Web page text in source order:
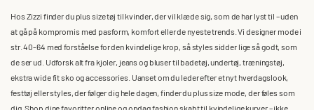
Hos Zizzi finder du plus size tøj til kvinder, der vil klæde sig, som de har lyst til – uden
at gå på kompromis med pasform, komfort eller de nyeste trends. Vi designer mode i
str. 40-64 med forståelse for den kvindelige krop, så styles sidder lige så godt, som
de ser ud. Udforsk alt fra kjoler, jeans og bluser til badetøj, undertøj, træningstøj,
ekstra wide fit sko og accessories. Uanset om du leder efter et nyt hverdagslook,
festtøj eller styles, der følger dig hele dagen, finder du plus size mode, der føles som